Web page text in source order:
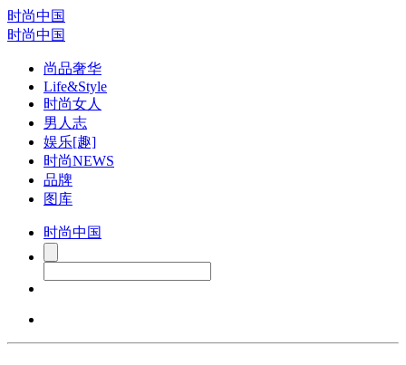
时尚中国
时尚中国
尚品奢华
Life&Style
时尚女人
男人志
娱乐[趣]
时尚NEWS
品牌
图库
时尚中国